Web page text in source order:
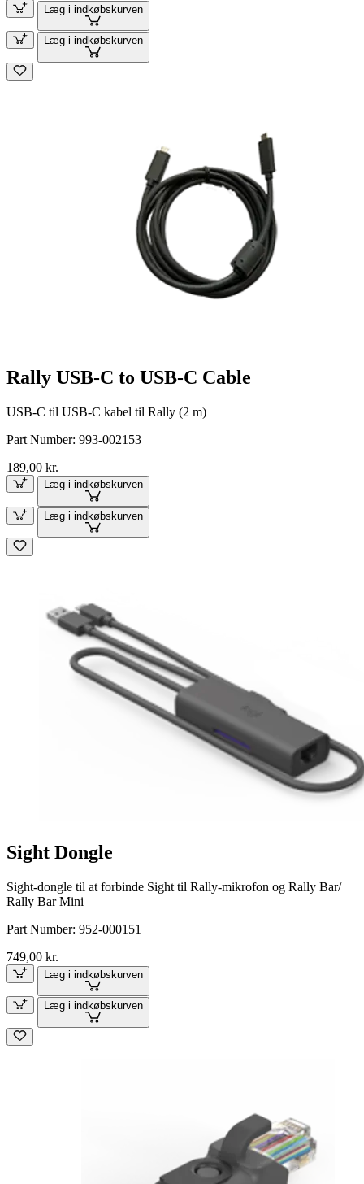
Læg i indkøbskurven
Læg i indkøbskurven
Rally USB-C to USB-C Cable
USB-C til USB-C kabel til Rally (2 m)
Part Number: 993-002153
189,00 kr.
Læg i indkøbskurven
Læg i indkøbskurven
Sight Dongle
Sight-dongle til at forbinde Sight til Rally-mikrofon og Rally Bar/
Rally Bar Mini
Part Number: 952-000151
749,00 kr.
Læg i indkøbskurven
Læg i indkøbskurven